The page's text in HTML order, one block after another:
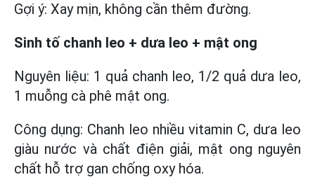
Gợi ý: Xay mịn, không cần thêm đường.
Sinh tố chanh leo + dưa leo + mật ong
Nguyên liệu: 1 quả chanh leo, 1/2 quả dưa leo,
1 muỗng cà phê mật ong.
Công dụng: Chanh leo nhiều vitamin C, dưa leo
giàu nước và chất điện giải, mật ong nguyên
chất hỗ trợ gan chống oxy hóa.